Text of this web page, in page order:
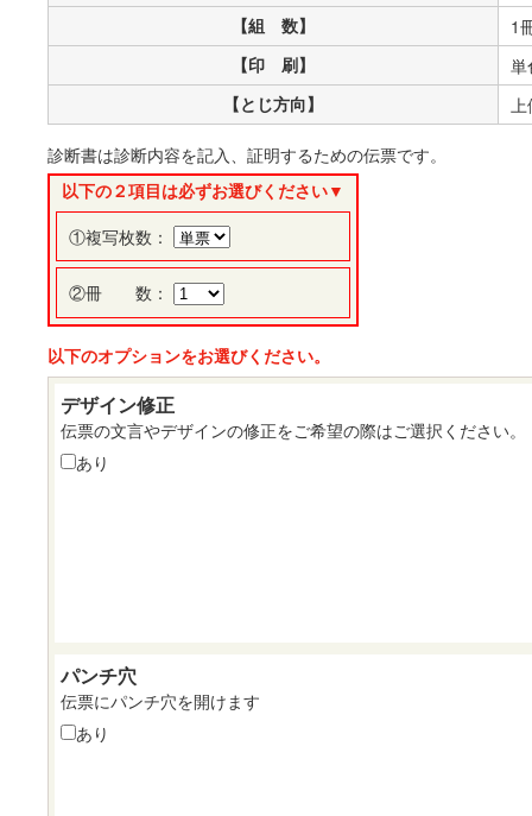
【組 数】 1
【印 刷】 単
【とじ方向】
診断書は診断内容を記入、証明するための伝票です。
以下の２項目は必ずお選びください▼
①複写枚数：
②冊 数：
以下のオプションをお選びください。
デザイン修正
伝票の文言やデザインの修正をご希望の際はご選択ください。
あり
パンチ穴
伝票にパンチ穴を開けます
あり